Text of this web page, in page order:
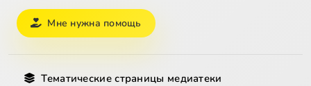
Мне нужна помощь
Тематические страницы медиатеки